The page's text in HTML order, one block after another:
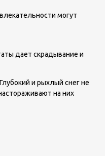
могут
дает скрадывание и
и рыхлый снег не
на них